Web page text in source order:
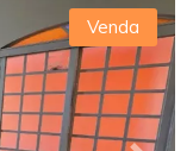
Venda